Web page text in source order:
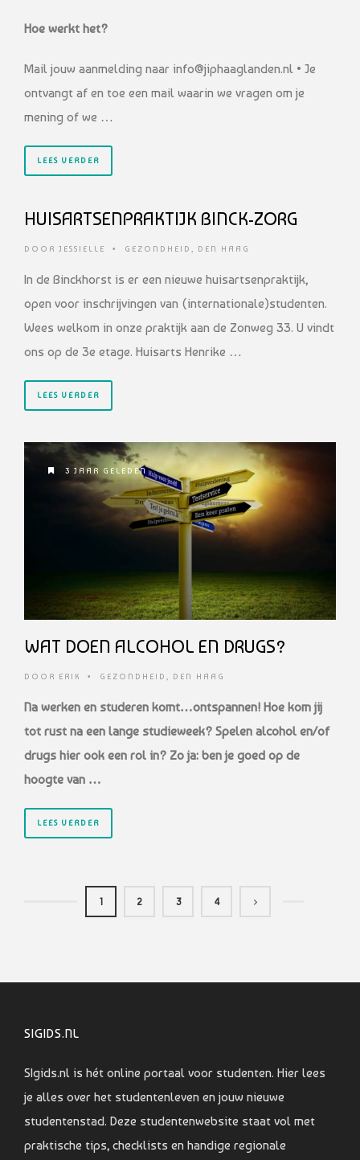
Hoe werkt het?
Mail jouw aanmelding naar info@jiphaaglanden.nl • Je
ontvangt af en toe een mail waarin we vragen om je
mening of we …
LEES VERDER
HUISARTSENPRAKTIJK BINCK-ZORG
DOOR JESSIELLE • GEZONDHEID DEN HAAG
In de Binckhorst is er een nieuwe huisartsenpraktijk,
open voor inschrijvingen van (internationale)studenten.
Wees welkom in onze praktijk aan de Zonweg 33. U vindt
ons op de 3e etage. Huisarts Henrike …
LEES VERDER
3 JAAR GELEDEN
WAT DOEN ALCOHOL EN DRUGS?
DOOR ERIK • GEZONDHEID , DEN HAAG
Na werken en studeren komt…ontspannen! Hoe kom jij
tot rust na een lange studieweek? Spelen alcohol en/of
drugs hier ook een rol in? Zo ja: ben je goed op de
hoogte van …
LEES VERDER
1 2 3 4
SIGIDS.NL
SIgids.nl is hét online portaal voor studenten. Hier lees
je alles over het studentenleven en jouw nieuwe
studentenstad. Deze studentenwebsite staat vol met
praktische tips, checklists en handige regionale